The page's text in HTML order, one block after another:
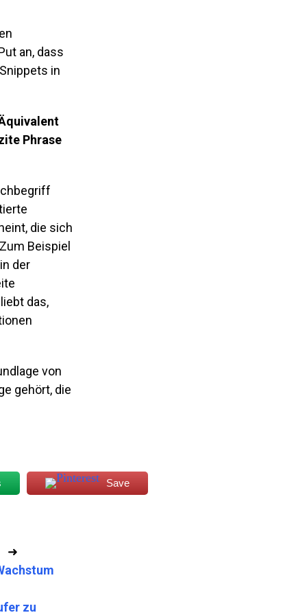
an, dass
in
Phrase
die sich
Beispiel
der
das,
von
gehört, die
Save
zu